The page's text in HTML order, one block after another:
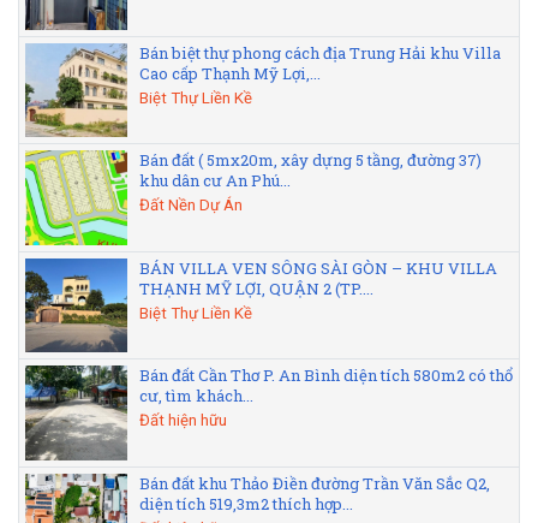
Bán biệt thự phong cách địa Trung Hải khu Villa
Cao cấp Thạnh Mỹ Lợi,...
Biệt Thự Liền Kề
Bán đất ( 5mx20m, xây dựng 5 tầng, đường 37)
khu dân cư An Phú...
Đất Nền Dự Án
BÁN VILLA VEN SÔNG SÀI GÒN – KHU VILLA
THẠNH MỸ LỢI, QUẬN 2 (TP....
Biệt Thự Liền Kề
Bán đất Cần Thơ P. An Bình diện tích 580m2 có thổ
cư, tìm khách...
Đất hiện hữu
Bán đất khu Thảo Điền đường Trần Văn Sắc Q2,
diện tích 519,3m2 thích hợp...